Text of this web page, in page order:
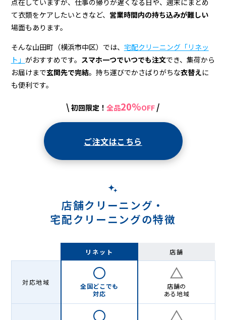
ン
グ
店
＆
宅
点在していますが、仕事の帰りが遅くなる日や、週末にまとめ
て衣類をケアしたいときなど、 営業時間内の持ち込みが難しい
場面もあります。
そんな山田町（横浜市中区）では、 宅配クリーニング「リネッ
ト」 がおすすめです。 スマホ一つでいつでも注文でき、集荷から
お届けまで玄関先で完結。持ち運びでかさばりがちな衣替えに
も便利です。
\ 初回限定！ 全品20%OFF /
ご注文はこちら
店舗クリーニング・
宅配クリーニングの特徴
リネット 店舗
対応地域
全国どこでも
対応
店舗の
ある地域